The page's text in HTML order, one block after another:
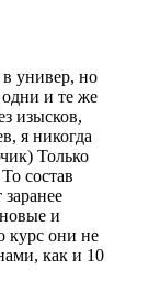
универ, но
одни и те же
изысков,
я никогда
Только
состав
и
курс они не
как и 10